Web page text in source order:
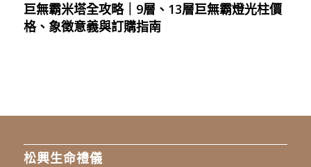
巨無霸米塔全攻略｜9層、13層巨無霸燈光柱價
格、象徵意義與訂購指南
松興生命禮儀